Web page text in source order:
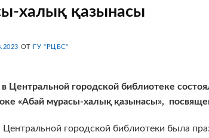
халық қазынасы
ОТ ГУ "РЦБС"
в Центральной городской библиотеке
«Абай мұрасы-халық қазынасы»,
Центральной городской библиотеки была